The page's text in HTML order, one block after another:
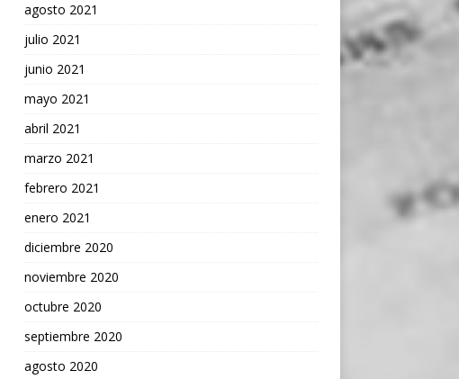
agosto 2021
julio 2021
junio 2021
mayo 2021
abril 2021
marzo 2021
febrero 2021
enero 2021
diciembre 2020
noviembre 2020
octubre 2020
septiembre 2020
agosto 2020